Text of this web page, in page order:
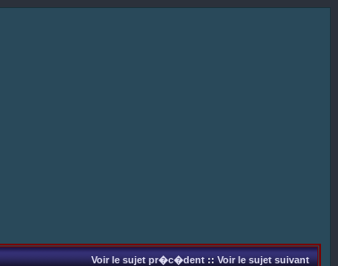
Voir le sujet pr�c�dent::Voir le sujet suivant